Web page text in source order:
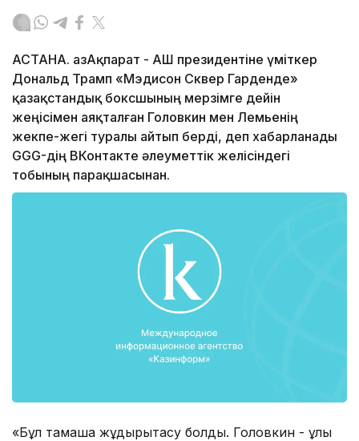
АСТАНА. ҚазАқпарат - АҚШ президентіне үміткер
Дональд Трамп «Мэдисон Сквер Гарденде»
қазақстандық боксшының мерзімге дейін
жеңісімен аяқталған Головкин мен Лемьенің
жекпе-жегі туралы айтып берді, деп хабарланады
GGG-дің ВКонтакте әлеуметтік желісіндегі
тобының парақшасынан.
«Бұл тамаша жұдырықтасу болды. Головкин - ұлы